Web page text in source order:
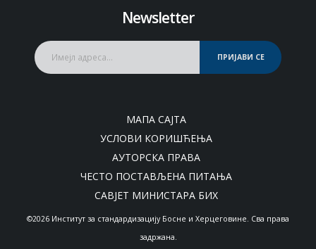
Newsletter
ПРИЈАВИ СЕ
МАПА САЈТА
УСЛОВИ КОРИШЋЕЊА
АУТОРСКА ПРАВА
ЧЕСТО ПОСТАВЉЕНА ПИТАЊА
САВЈЕТ МИНИСТАРА БИХ
©2026 Институт за стандардизацију Босне и Херцеговине. Сва права
задржана.